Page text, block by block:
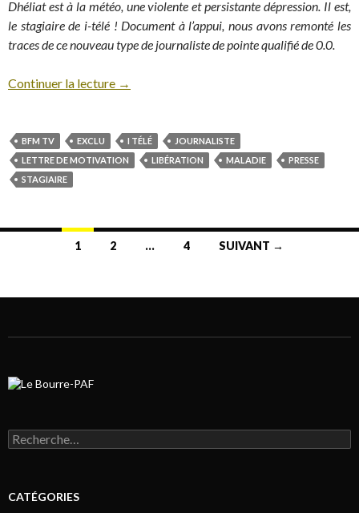
Dhéliat est à la météo, une violente et persistante dépression. Il est,
le stagiaire de i-télé ! Document à l’appui, nous avons remonté les
traces de ce nouveau type de journaliste de pointe qualifié de 0.0.
Continuer la lecture →
BFM TV EXCLU I TÉLÉ
JOURNALISTE
LETTRE DE MOTIVATION
LIBÉRATION MALADIE
PRESSE
STAGIAIRE
1 2 … 4 SUIVANT →
Rechercher :
CATÉGORIES